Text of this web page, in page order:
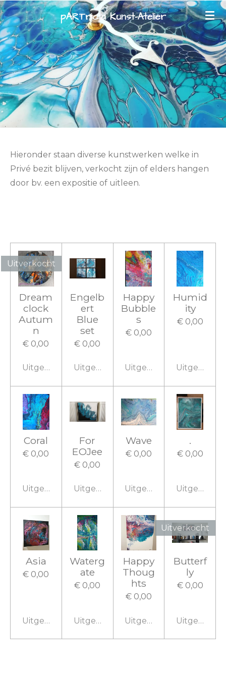
Ga
direct
naar
de
hoofdinhoud
pARTricia Kunst-Atelier
Hieronder staan diverse kunstwerken welke in
Privé bezit blijven, verkocht zijn of elders hangen
door bv. een expositie of uitleen.
Uitverkocht
Dream
clock
Autum
n
€ 0,00
Uitgeschakeld
Engelb
ert
Blue
set
€ 0,00
Uitgeschakeld
Happy
Bubble
s
€ 0,00
Uitgeschakeld
Humid
ity
€ 0,00
Coral
€ 0,00
Uitgeschakeld
For
EOJee
€ 0,00
Uitgeschakeld
Wave
€ 0,00
Uitgeschakeld
.
€ 0,00
Asia
€ 0,00
Uitgeschakeld
Waterg
ate
€ 0,00
Uitgeschakeld
Happy
Thoug
hts
€ 0,00
Uitgeschakeld
Uitverkocht
Butterf
ly
€ 0,00